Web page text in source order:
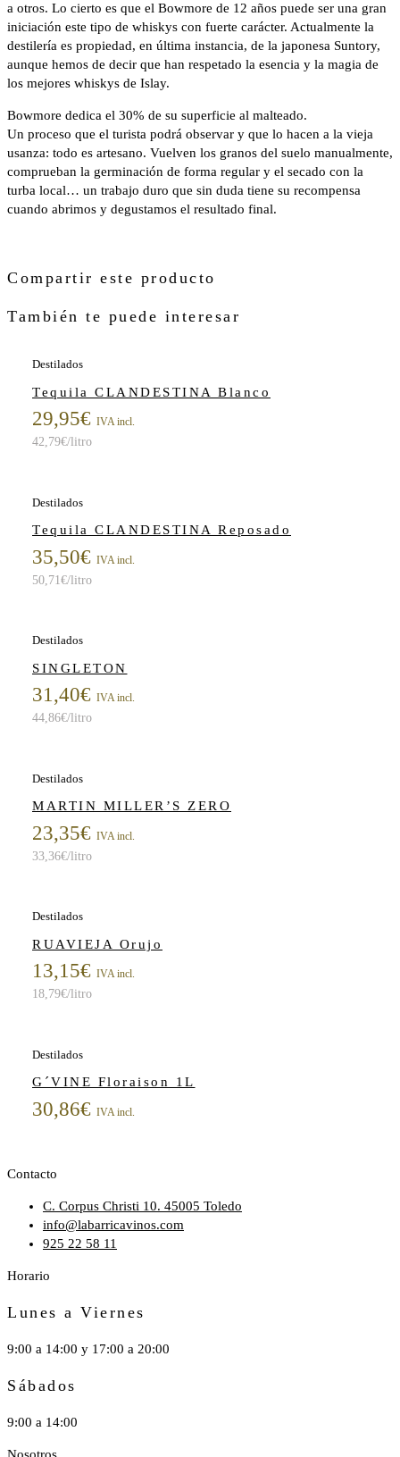
a otros. Lo cierto es que el Bowmore de 12 años puede ser una gran
iniciación este tipo de whiskys con fuerte carácter. Actualmente la
destilería es propiedad, en última instancia, de la japonesa Suntory,
aunque hemos de decir que han respetado la esencia y la magia de
los mejores whiskys de Islay.
Bowmore dedica el 30% de su superficie al malteado.
Un proceso que el turista podrá observar y que lo hacen a la vieja
usanza: todo es artesano. Vuelven los granos del suelo manualmente,
comprueban la germinación de forma regular y el secado con la
turba local… un trabajo duro que sin duda tiene su recompensa
cuando abrimos y degustamos el resultado final.
Compartir este producto
También te puede interesar
Destilados
Tequila CLANDESTINA Blanco
29,95€ IVA incl.
42,79€/litro
Destilados
Tequila CLANDESTINA Reposado
35,50€ IVA incl.
50,71 €/litro
Destilados
SINGLETON
31,40€ IVA incl.
44,86€/litro
Destilados
MARTIN MILLER’S ZERO
23,35€ IVA incl.
33,36€/litro
Destilados
RUAVIEJA Orujo
13,15€ IVA incl.
18,79€/litro
Destilados
G´VINE Floraison 1L
30,86€ IVA incl.
Contacto
C. Corpus Christi 10. 45005 Toledo
info@labarricavinos.com
925 22 58 11
Horario
Lunes a Viernes
9:00 a 14:00 y 17:00 a 20:00
Sábados
9:00 a 14:00